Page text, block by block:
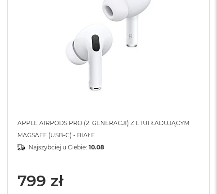
APPLE AIRPODS PRO (2. GENERACJI) Z ETUI ŁADUJĄCYM
MAGSAFE (USB-C) - BIAŁE
Najszybciej u Ciebie: 10.08
799 zł